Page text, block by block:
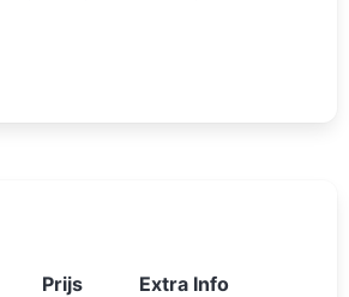
Prijs Extra Info